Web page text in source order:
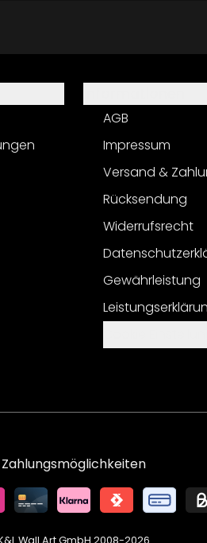
AGB
Impressum
Versand &
Rücksendung
Widerrufsrecht
Gewährleistung
Zahlungsmöglichkeiten
Wall Art GmbH 2008-2026